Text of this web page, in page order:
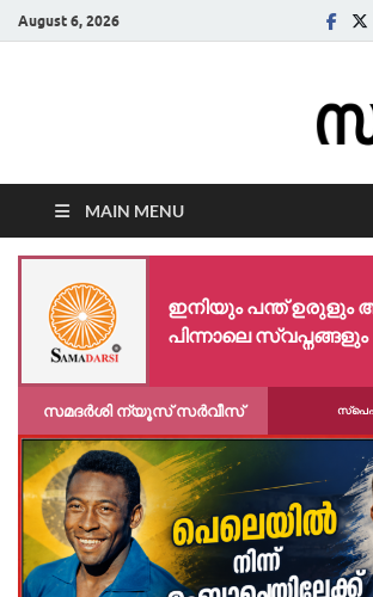
August 6, 2026
MAIN MENU
ഇനിയും പന്ത് ഉരുളും
പിന്നാലെ സ്വപ്നങ്ങളും
സമദർശി ന്യൂസ് സർവീസ്